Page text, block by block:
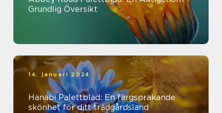
Grundlig Översikt
14. januari 2024
Hanabi Palettblad: En färgsprakande
skönhet för ditt trädgårdsland